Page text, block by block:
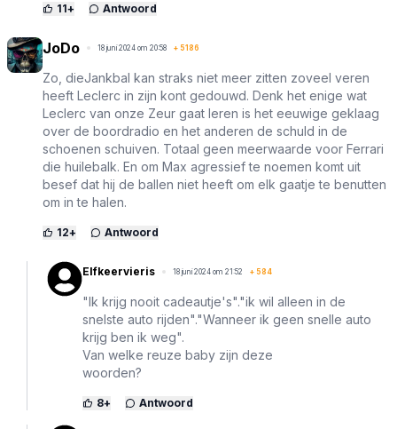
11+ Antwoord
JoDo 18 juni 2024 om 20:58 + 5186
Zo, dieJankbal kan straks niet meer zitten zoveel veren
heeft Leclerc in zijn kont gedouwd. Denk het enige wat
Leclerc van onze Zeur gaat leren is het eeuwige geklaag
over de boordradio en het anderen de schuld in de
schoenen schuiven. Totaal geen meerwaarde voor Ferrari
die huilebalk. En om Max agressief te noemen komt uit
besef dat hij de ballen niet heeft om elk gaatje te benutten
om in te halen.
12+ Antwoord
Elfkeervieris 18 juni 2024 om 21:52 + 584
"Ik krijg nooit cadeautje's"."ik wil alleen in de
snelste auto rijden"."Wanneer ik geen snelle auto
krijg ben ik weg".
Van welke reuze baby zijn deze
woorden?
8+ Antwoord